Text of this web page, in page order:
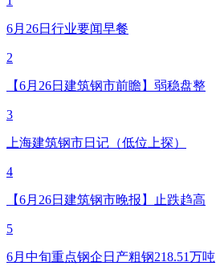
6月26日行业要闻早餐
2
【6月26日建筑钢市前瞻】弱稳盘整
3
上海建筑钢市日记（低位上探）
4
【6月26日建筑钢市晚报】止跌趋高
5
6月中旬重点钢企日产粗钢218.51万吨